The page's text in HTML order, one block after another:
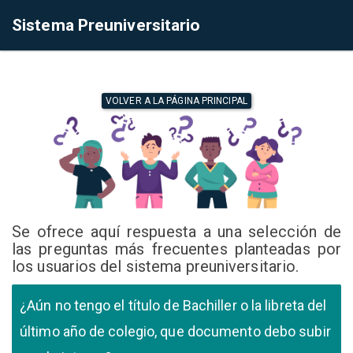
Sistema Preuniversitario
VOLVER A LA PÁGINA PRINCIPAL
Se ofrece aquí respuesta a una selección de
las preguntas más frecuentes planteadas por
los usuarios del sistema preuniversitario.
¿Aún no tengo el título de Bachiller o la libreta del
último año de colegio, que documento debo subir